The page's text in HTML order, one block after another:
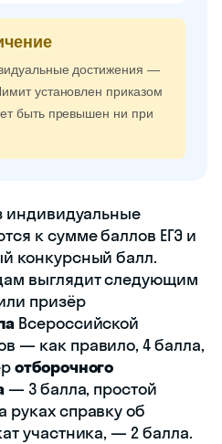
достижения —
установлен приказом
быть превышен ни при
индивидуальные
к сумме баллов ЕГЭ и
конкурсный балл.
выглядит следующим
призёр
Всероссийской
— как правило, 4 балла,
отборочного
— 3 балла, простой
справку об
участника, — 2 балла.